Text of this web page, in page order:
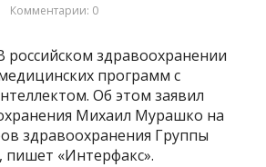
Комментарии: 0
российском здравоохранении
программ с
Об этом заявил
Михаил Мурашко на
здравоохранения Группы
«Интерфакс».